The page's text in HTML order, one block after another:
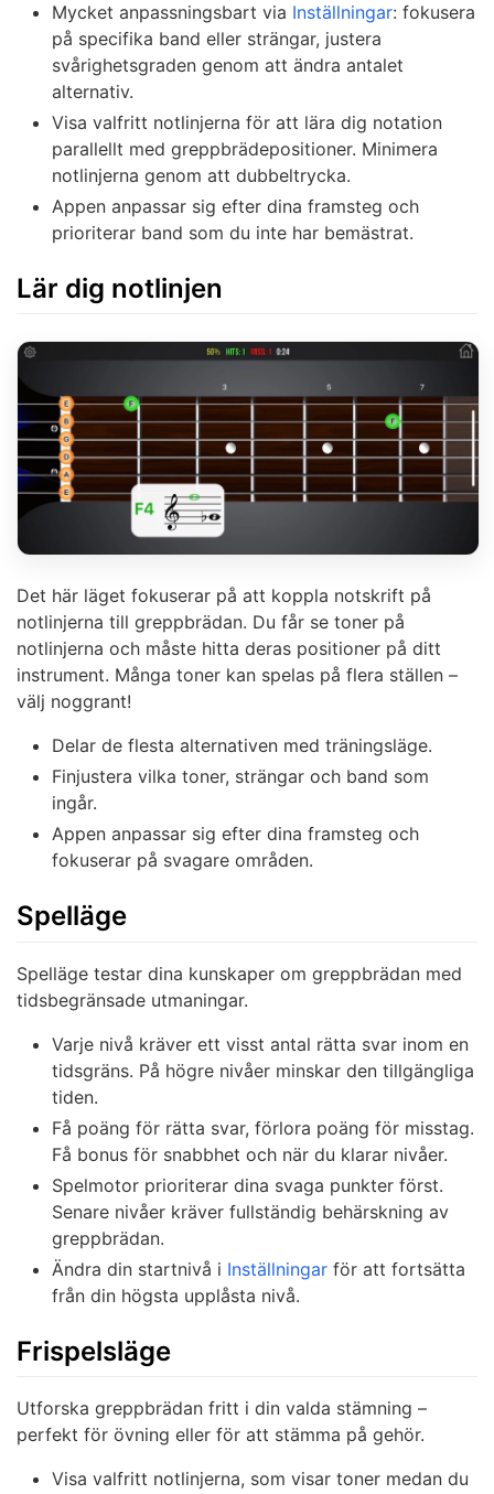
Mycket anpassningsbart via Inställningar: fokusera
på specifika band eller strängar, justera
svårighetsgraden genom att ändra antalet
alternativ.
Visa valfritt notlinjerna för att lära dig notation
parallellt med greppbrädepositioner. Minimera
notlinjerna genom att dubbeltrycka.
Appen anpassar sig efter dina framsteg och
prioriterar band som du inte har bemästrat.
Lär dig notlinjen
Det här läget fokuserar på att koppla notskrift på
notlinjerna till greppbrädan. Du får se toner på
notlinjerna och måste hitta deras positioner på ditt
instrument. Många toner kan spelas på flera ställen –
välj noggrant!
Delar de flesta alternativen med träningsläge.
Finjustera vilka toner, strängar och band som
ingår.
Appen anpassar sig efter dina framsteg och
fokuserar på svagare områden.
Spelläge
Spelläge testar dina kunskaper om greppbrädan med
tidsbegränsade utmaningar.
Varje nivå kräver ett visst antal rätta svar inom en
tidsgräns. På högre nivåer minskar den tillgängliga
tiden.
Få poäng för rätta svar, förlora poäng för misstag.
Få bonus för snabbhet och när du klarar nivåer.
Spelmotor prioriterar dina svaga punkter först.
Senare nivåer kräver fullständig behärskning av
greppbrädan.
Ändra din startnivå i Inställningar för att fortsätta
från din högsta upplåsta nivå.
Frispelsläge
Utforska greppbrädan fritt i din valda stämning –
perfekt för övning eller för att stämma på gehör.
Visa valfritt notlinjerna, som visar toner medan du